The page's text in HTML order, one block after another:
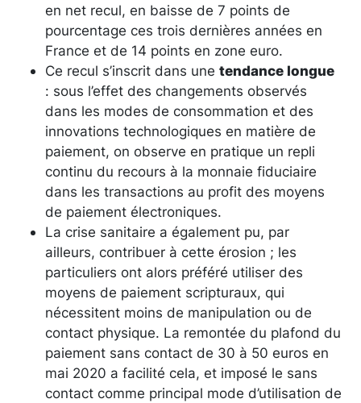
en net recul, en baisse de 7 points de
pourcentage ces trois dernières années en
France et de 14 points en zone euro.
Ce recul s’inscrit dans une tendance longue
: sous l’effet des changements observés
dans les modes de consommation et des
innovations technologiques en matière de
paiement, on observe en pratique un repli
continu du recours à la monnaie fiduciaire
dans les transactions au profit des moyens
de paiement électroniques.
La crise sanitaire a également pu, par
ailleurs, contribuer à cette érosion ; les
particuliers ont alors préféré utiliser des
moyens de paiement scripturaux, qui
nécessitent moins de manipulation ou de
contact physique. La remontée du plafond du
paiement sans contact de 30 à 50 euros en
mai 2020 a facilité cela, et imposé le sans
contact comme principal mode d’utilisation de